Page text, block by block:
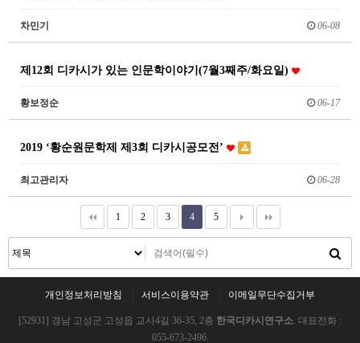
차민기 06-08
제12회 디카시가 있는 인문학이야기(7월3째주/화요일)
황보정순 06-17
2019 ‘황순원문학제 제3회 디카시공모전’
최고관리자 06-28
1 2 3 4 5
개인정보처리방침 서비스이용약관 이메일무단수집거부
[52931] 경남 고성군 고성읍 교사4길 36-35, 2층 한국디카시연구소. 대표전화 :
055-673-2496.